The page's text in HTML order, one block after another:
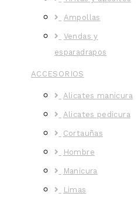
Ampollas
Vendas y
esparadrapos
ACCESORIOS
Alicates manicura
Alicates pedicura
Cortauñas
Hombre
Manicura
Limas